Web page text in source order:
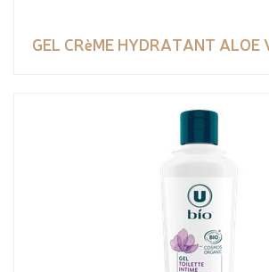
GEL CRèME HYDRATANT ALOE